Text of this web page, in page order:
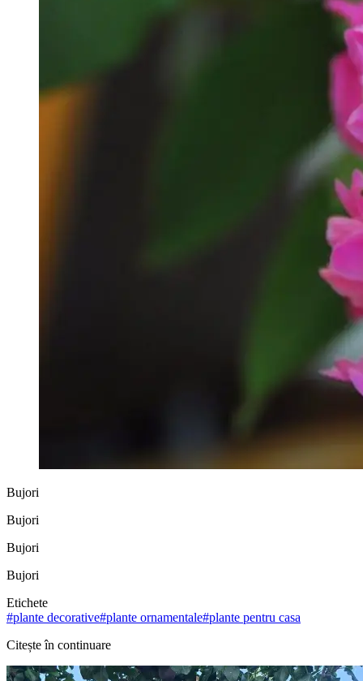
Bujori
Bujori
Bujori
Bujori
Etichete
#plante decorative#plante ornamentale#plante pentru casa
Citește în continuare